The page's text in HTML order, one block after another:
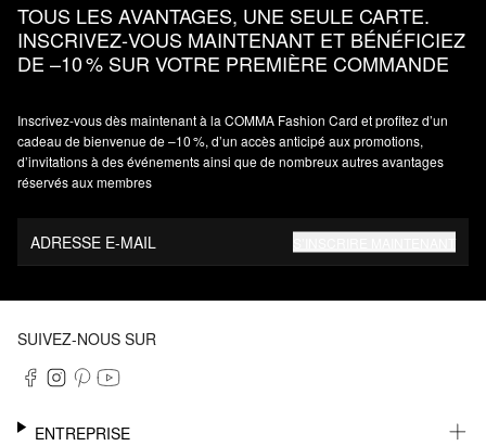
TOUS LES AVANTAGES, UNE SEULE CARTE.
INSCRIVEZ‑VOUS MAINTENANT ET BÉNÉFICIEZ
DE –10 % SUR VOTRE PREMIÈRE COMMANDE
Inscrivez‑vous dès maintenant à la COMMA Fashion Card et profitez d’un
cadeau de bienvenue de –10 %, d’un accès anticipé aux promotions,
d’invitations à des événements ainsi que de nombreux autres avantages
réservés aux membres
ADRESSE E-MAIL
SUIVEZ-NOUS SUR
ENTREPRISE